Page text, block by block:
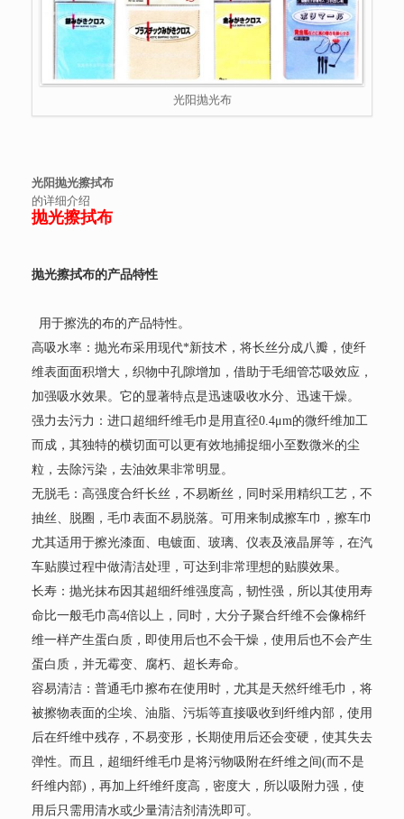
光阳抛光布
光阳抛光擦拭布
的详细介绍
抛光擦拭布
抛光擦拭布的产品特性
用于擦洗的布的产品特性。
高吸水率：抛光布采用现代*新技术，将长丝分成八瓣，使纤
维表面面积增大，织物中孔隙增加，借助于毛细管芯吸效应，
加强吸水效果。它的显著特点是迅速吸收水分、迅速干燥。
强力去污力：进口超细纤维毛巾是用直径0.4μm的微纤维加工
而成，其独特的横切面可以更有效地捕捉细小至数微米的尘
粒，去除污染，去油效果非常明显。
无脱毛：高强度合纤长丝，不易断丝，同时采用精织工艺，不
抽丝、脱圈，毛巾表面不易脱落。可用来制成擦车巾，擦车巾
尤其适用于擦光漆面、电镀面、玻璃、仪表及液晶屏等，在汽
车贴膜过程中做清洁处理，可达到非常理想的贴膜效果。
长寿：抛光抹布因其超细纤维强度高，韧性强，所以其使用寿
命比一般毛巾高4倍以上，同时，大分子聚合纤维不会像棉纤
维一样产生蛋白质，即使用后也不会干燥，使用后也不会产生
蛋白质，并无霉变、腐朽、超长寿命。
容易清洁：普通毛巾擦布在使用时，尤其是天然纤维毛巾，将
被擦物表面的尘埃、油脂、污垢等直接吸收到纤维内部，使用
后在纤维中残存，不易变形，长期使用后还会变硬，使其失去
弹性。而且，超细纤维毛巾是将污物吸附在纤维之间(而不是
纤维内部)，再加上纤维纤度高，密度大，所以吸附力强，使
用后只需用清水或少量清洁剂清洗即可。